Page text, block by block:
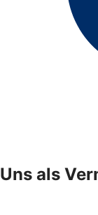
Uns als